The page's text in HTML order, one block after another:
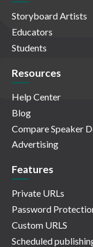
Storyboard Artists
Educators
Students
Resources
Help Center
Blog
Compare Speaker
Advertising
Features
Private URLs
Password
Custom URLS
Scheduled